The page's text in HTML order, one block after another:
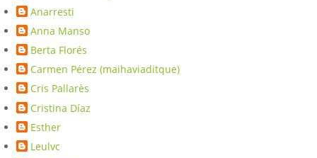
Anarresti
Anna Manso
Berta Florés
Carmen Pérez (maihaviaditque)
Cris Pallarès
Cristina Díaz
Esther
Leulvc